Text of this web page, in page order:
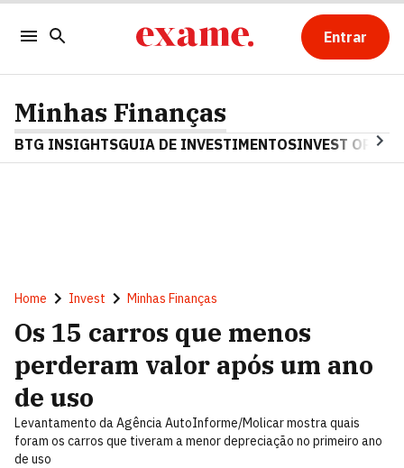
Entrar
Minhas Finanças
BTG INSIGHTSGUIA DE INVESTIMENTOSINVEST OPINA
Home Invest Minhas Finanças
Os 15 carros que menos
perderam valor após um ano
de uso
Levantamento da Agência AutoInforme/Molicar mostra quais
foram os carros que tiveram a menor depreciação no primeiro ano
de uso